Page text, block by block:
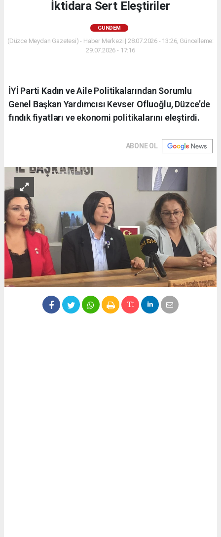
İktidara Sert Eleştiriler
GÜNDEM
(Düzce Meydan Gazetesi) - Haber Merkezi | 28.07.2026 - 13:26, Güncelleme:
29.07.2026 - 17:16
İYİ Parti Kadın ve Aile Politikalarından Sorumlu
Genel Başkan Yardımcısı Kevser Ofluoğlu, Düzce’de
fındık fiyatları ve ekonomi politikalarını eleştirdi.
ABONE OL